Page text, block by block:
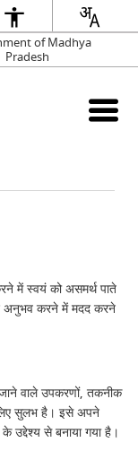
of Madhya
Pradesh
में स्वयं को असमर्थ पाते
अनुभव करने में मदद करने
वाले उपकरणों, तकनीक
लिए सुलभ है। इसे अपने
उद्देश्य से बनाया गया है।